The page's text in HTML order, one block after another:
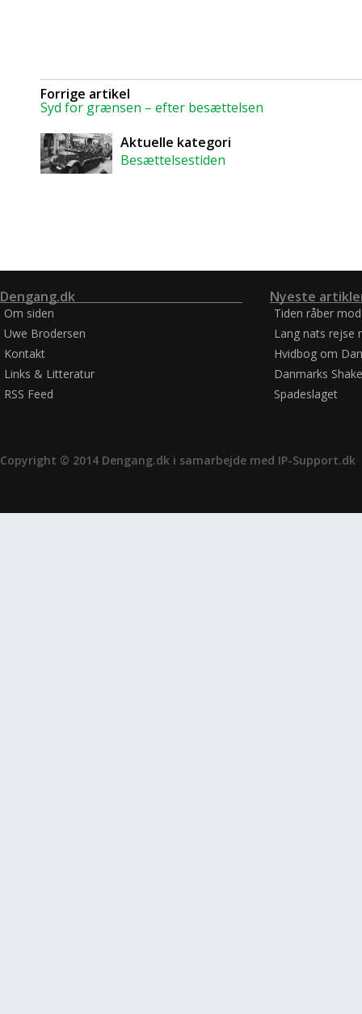
Forrige artikel
Syd for grænsen – efter besættelsen
Aktuelle kategori
Besættelsestiden
Dengang.dk
Om siden
Uwe Brodersen
Kontakt
Links & Litteratur
RSS Feed
Nyeste
Tiden råber
Lang nats rejse
Hvidbog om
Danmarks
Spadeslaget
Copyright © 2014 Dengang.dk i samarbejde med IP-Support.dk